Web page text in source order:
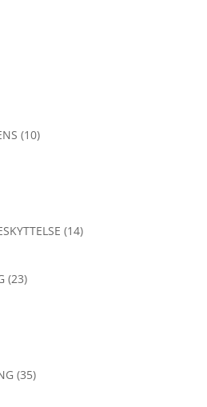
(10)
(14)
(23)
(35)